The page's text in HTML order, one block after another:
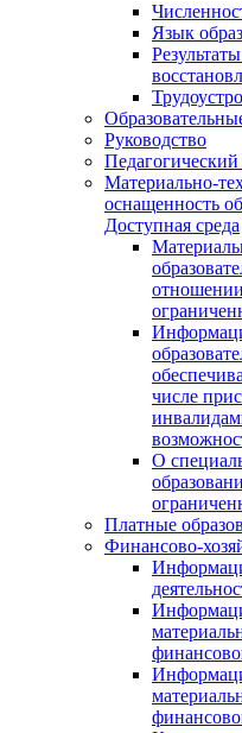
Язык
Руководство
Педагогический
Материально-
оснащенность
Доступная среда
числе
О
Платные
Финансово-